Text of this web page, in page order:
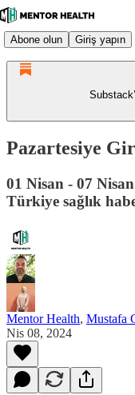
Abone olun Giriş yapın
Pazartesiye
01 Nisan - 07
Türkiye sağlık
Mentor Health, Mustafa
Nis 08, 2024